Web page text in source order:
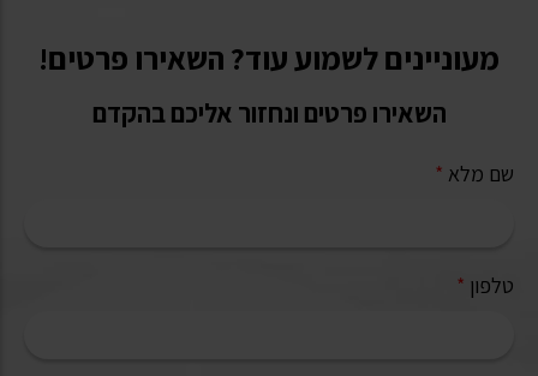
מעוניינים לשמוע עוד? השאירו פרטים!
השאירו פרטים ונחזור אליכם בהקדם
שם מלא *
טלפון *